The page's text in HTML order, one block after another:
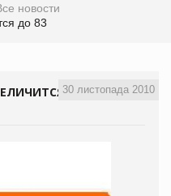
новости
до 83
30 листопада 2010